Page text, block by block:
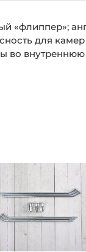
«флиппер»;
для
во внутреннюю